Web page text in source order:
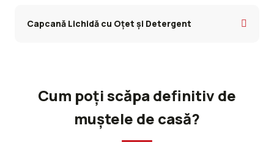
Capcană Lichidă cu Oțet și Detergent
Cum poți scăpa definitiv de
muștele de casă?